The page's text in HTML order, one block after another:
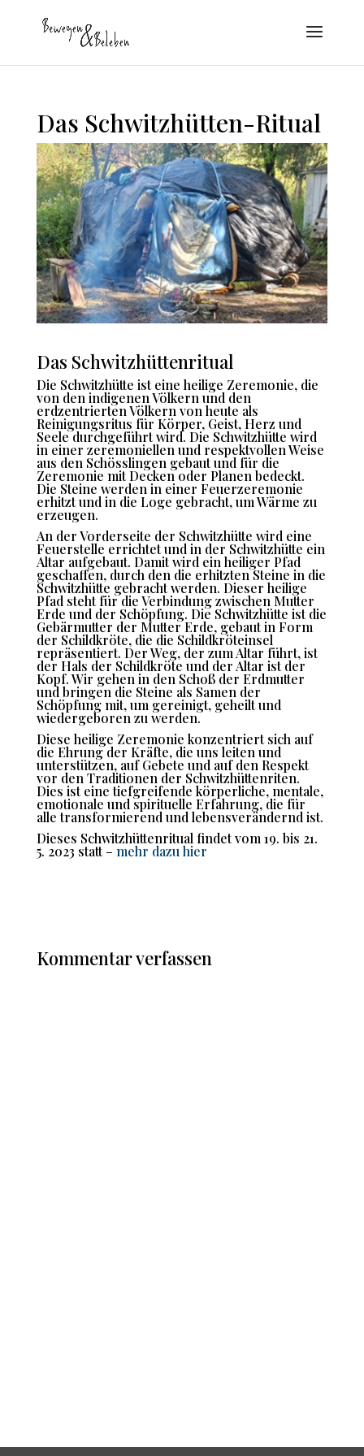
Das Schwitzhütten-Ritual
Das Schwitzhüttenritual
Die Schwitzhütte ist eine heilige Zeremonie, die
von den indigenen Völkern und den
erdzentrierten Völkern von heute als
Reinigungsritus für Körper, Geist, Herz und
Seele durchgeführt wird. Die Schwitzhütte wird
in einer zeremoniellen und respektvollen Weise
aus den Schösslingen gebaut und für die
Zeremonie mit Decken oder Planen bedeckt.
Die Steine werden in einer Feuerzeremonie
erhitzt und in die Loge gebracht, um Wärme zu
erzeugen.
An der Vorderseite der Schwitzhütte wird eine
Feuerstelle errichtet und in der Schwitzhütte ein
Altar aufgebaut. Damit wird ein heiliger Pfad
geschaffen, durch den die erhitzten Steine in die
Schwitzhütte gebracht werden. Dieser heilige
Pfad steht für die Verbindung zwischen Mutter
Erde und der Schöpfung. Die Schwitzhütte ist die
Gebärmutter der Mutter Erde, gebaut in Form
der Schildkröte, die die Schildkröteinsel
repräsentiert. Der Weg, der zum Altar führt, ist
der Hals der Schildkröte und der Altar ist der
Kopf. Wir gehen in den Schoß der Erdmutter
und bringen die Steine als Samen der
Schöpfung mit, um gereinigt, geheilt und
wiedergeboren zu werden.
Diese heilige Zeremonie konzentriert sich auf
die Ehrung der Kräfte, die uns leiten und
unterstützen, auf Gebete und auf den Respekt
vor den Traditionen der Schwitzhüttenriten.
Dies ist eine tiefgreifende körperliche, mentale,
emotionale und spirituelle Erfahrung, die für
alle transformierend und lebensverändernd ist.
Dieses Schwitzhüttenritual findet vom 19. bis 21.
5. 2023 statt – mehr dazu hier
Kommentar verfassen